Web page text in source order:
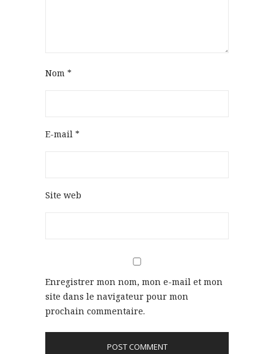
Nom *
E-mail *
Site web
Enregistrer mon nom, mon e-mail et mon
site dans le navigateur pour mon
prochain commentaire.